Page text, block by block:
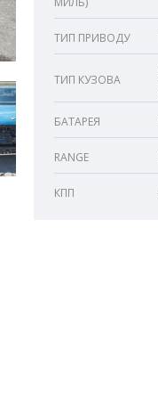
ТИП ПРИВОДУ
ТИП КУЗОВА
БАТАРЕЯ
RANGE
КПП